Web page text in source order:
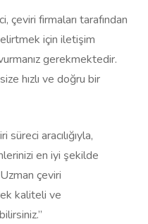
çeviri firmaları tarafından
için iletişim
gerekmektedir.
hızlı ve doğru bir
aracılığıyla,
en iyi şekilde
çeviri
kaliteli ve